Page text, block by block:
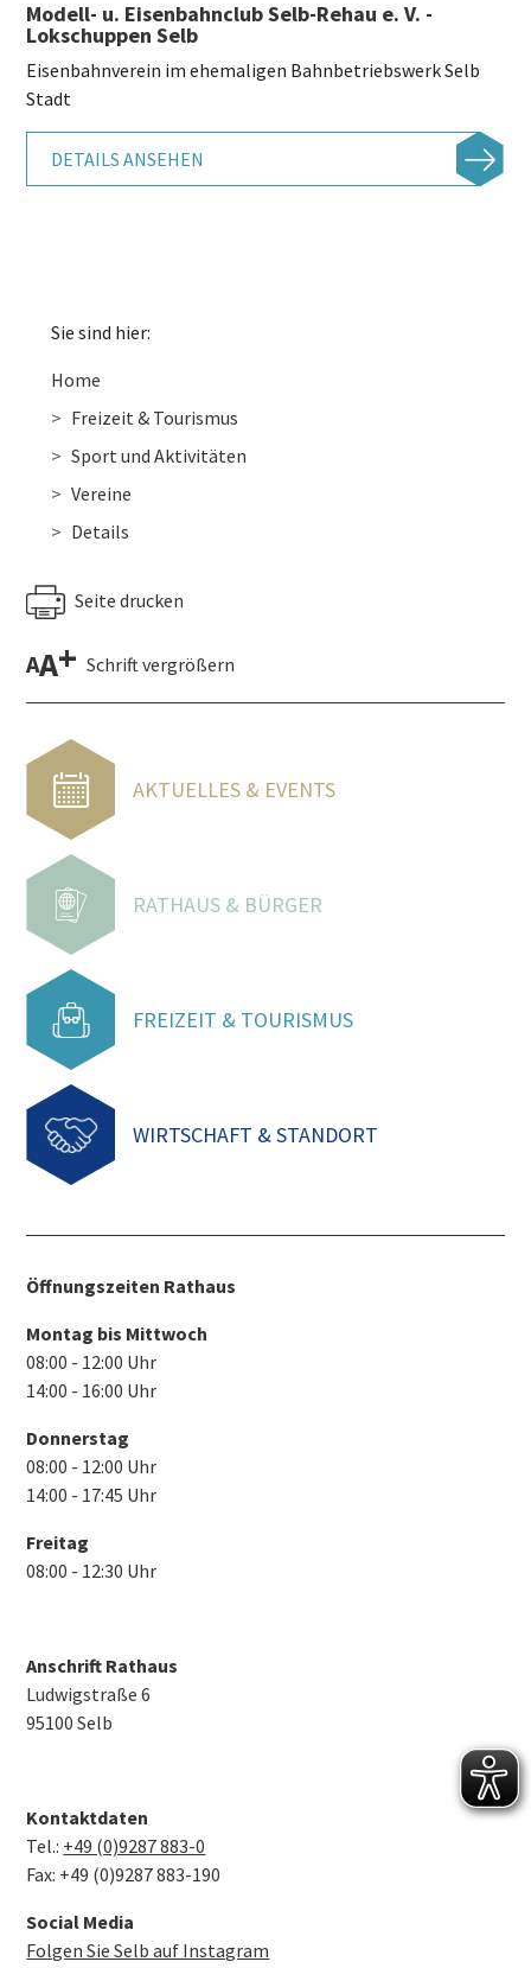
Modell- u. Eisenbahnclub Selb-Rehau e. V. -
Lokschuppen Selb
Eisenbahnverein im ehemaligen Bahnbetriebswerk Selb
Stadt
DETAILS ANSEHEN
Sie sind hier:
Home
Freizeit & Tourismus
Sport und Aktivitäten
Vereine
Details
Seite drucken
AA+ Schrift vergrößern
AKTUELLES & EVENTS
RATHAUS & BÜRGER
FREIZEIT & TOURISMUS
WIRTSCHAFT & STANDORT
Öffnungszeiten Rathaus
Montag bis Mittwoch
08:00 - 12:00 Uhr
14:00 - 16:00 Uhr
Donnerstag
08:00 - 12:00 Uhr
14:00 - 17:45 Uhr
Freitag
08:00 - 12:30 Uhr
Anschrift Rathaus
Ludwigstraße 6
95100 Selb
Kontaktdaten
Tel.: +49 (0)9287 883-0
Fax: +49 (0)9287 883-190
Social Media
Folgen Sie Selb auf Instagram